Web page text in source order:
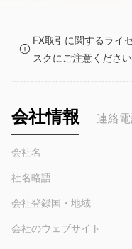
FX取引に関するライ
スクにご注意ください
会社情報 連絡
会社名
社名略語
会社登録国・地域
会社のウェブサイト